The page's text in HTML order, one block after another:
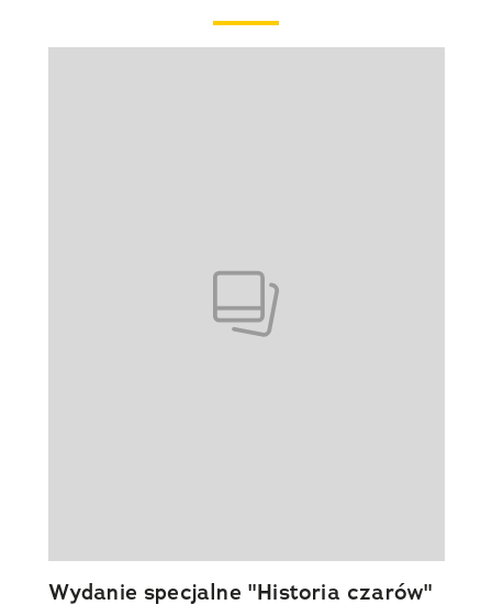
Wydanie specjalne "Historia czarów"